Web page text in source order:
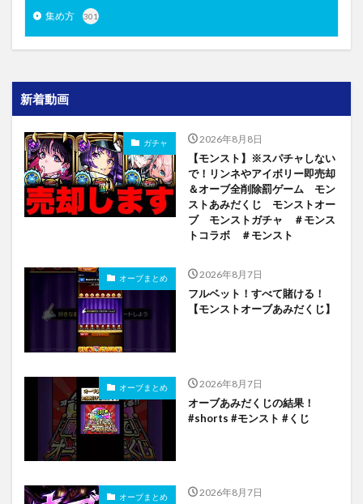
集め方 301
新着動画
ガチャ 2026年8月8日
【モンスト】※スパチャしない
で！リンネやアイボリー即売却
＆オーブ全削除罰ゲーム モン
ストあみだくじ モンストオー
ブ モンストガチャ ＃モンス
トコラボ ＃モンスト
オーブまとめ 2026年8月7日
フルベット！すべて賭ける！
【モンストオーブあみだくじ】
オーブまとめ 2026年8月7日
オーブあみだくじの結果！
#shorts #モンスト #くじ
オーブまとめ 2026年8月7日